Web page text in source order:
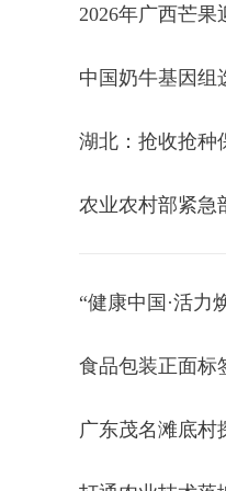
2026年广西芒果
中国奶牛基因组
湖北：抢收抢种
农业农村部紧急
“健康中国·活力
食品包装正面标
广东茂名滩底村